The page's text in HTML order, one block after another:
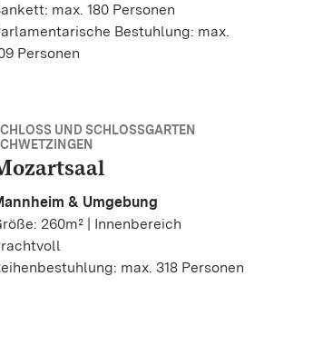
max. 180 Personen
Bestuhlung: max.
Personen
UND SCHLOSSGARTEN
& Umgebung
260m² | Innenbereich
max. 318 Personen